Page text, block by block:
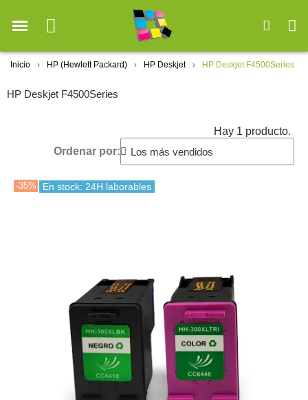
Inicio HP (Hewlett Packard) HP Deskjet HP Deskjet F4500Series
HP Deskjet F4500Series
Hay 1 producto.
Ordenar por:
-35% En stock: 24H laborables